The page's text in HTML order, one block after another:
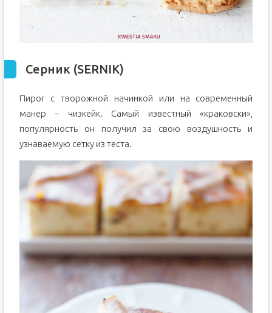
Серник (SERNIK)
Пирог с творожной начинкой или на современный
манер – чизкейк. Самый известный «краковски»,
популярность он получил за свою воздушность и
узнаваемую сетку из теста.